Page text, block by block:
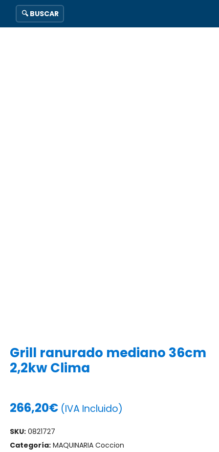
🔍 BUSCAR
Grill ranurado mediano 36cm
2,2kw Clima
266,20€ (IVA Incluido)
SKU: 0821727
Categoría: MAQUINARIA Coccion